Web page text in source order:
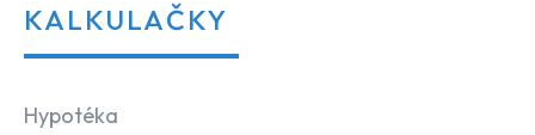
KALKULAČKY
Hypotéka